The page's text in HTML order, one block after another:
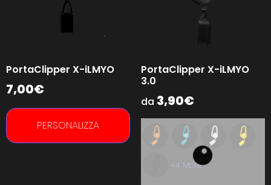
PortaClipper X-iLMYO
7,00€
PERSONALIZZA
PortaClipper X-iLMYO
3.0
da 3,90€
+4 More